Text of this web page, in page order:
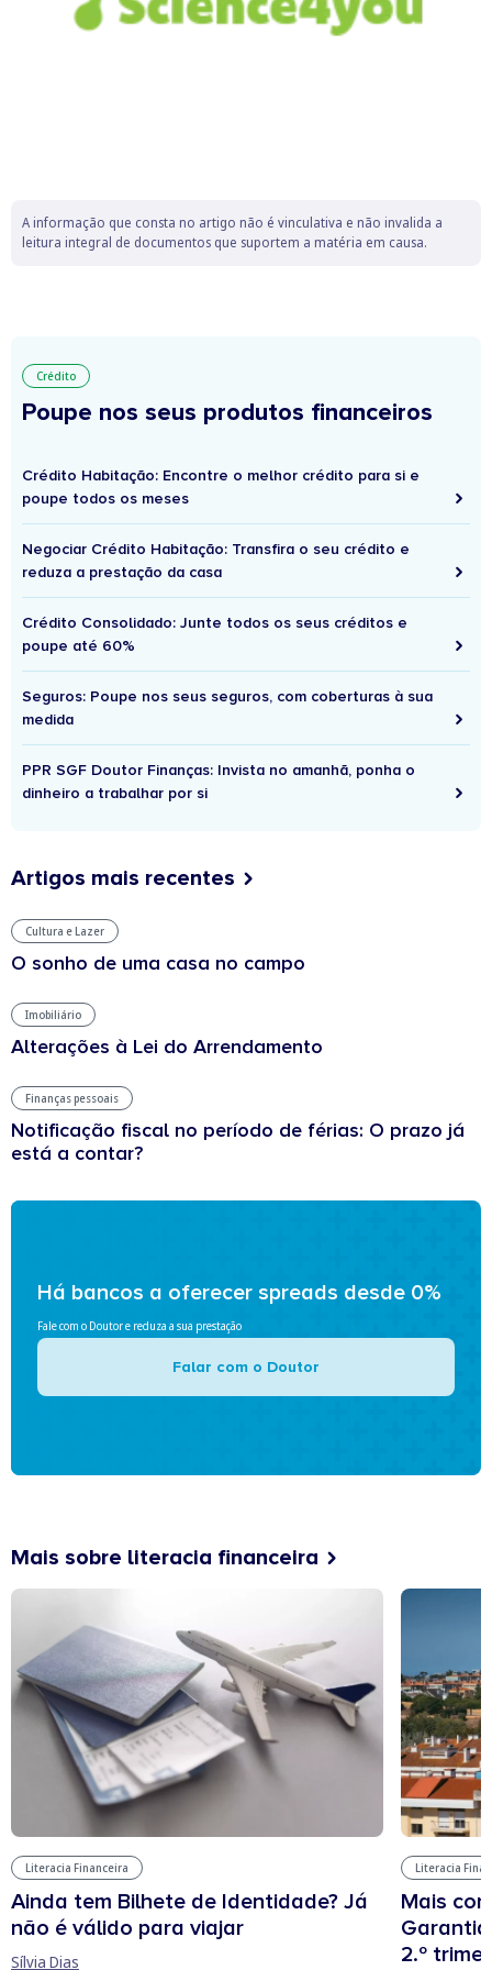
A informação que consta no artigo não é vinculativa e não invalida a
leitura integral de documentos que suportem a matéria em causa.
Crédito
Poupe nos seus produtos financeiros
Crédito Habitação: Encontre o melhor crédito para si e
poupe todos os meses
Negociar Crédito Habitação: Transfira o seu crédito e
reduza a prestação da casa
Crédito Consolidado: Junte todos os seus créditos e
poupe até 60%
Seguros: Poupe nos seus seguros, com coberturas à sua
medida
PPR SGF Doutor Finanças: Invista no amanhã, ponha o
dinheiro a trabalhar por si
Artigos mais recentes
Cultura e Lazer
O sonho de uma casa no campo
Imobiliário
Alterações à Lei do Arrendamento
Finanças pessoais
Notificação fiscal no período de férias: O prazo já
está a contar?
Há bancos a oferecer spreads desde 0%
Fale com o Doutor e reduza a sua prestação
Falar com o Doutor
Mais sobre literacia financeira
Literacia Financeira
Ainda tem Bilhete de Identidade? Já
não é válido para viajar
Sílvia Dias
Literacia
Mais
2.º